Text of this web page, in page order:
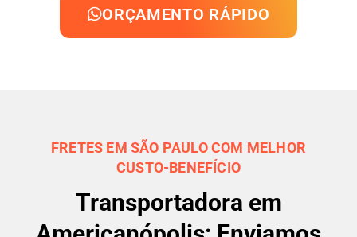
ORÇAMENTO RÁPIDO
FRETES EM SÃO PAULO COM MELHOR
CUSTO-BENEFÍCIO
Transportadora em